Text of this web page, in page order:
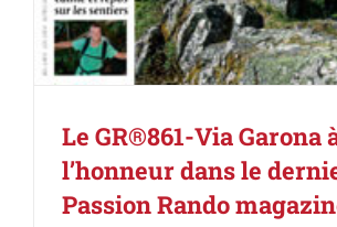
Le GR®861-Via Garona
l’honneur dans le
Passion Rando